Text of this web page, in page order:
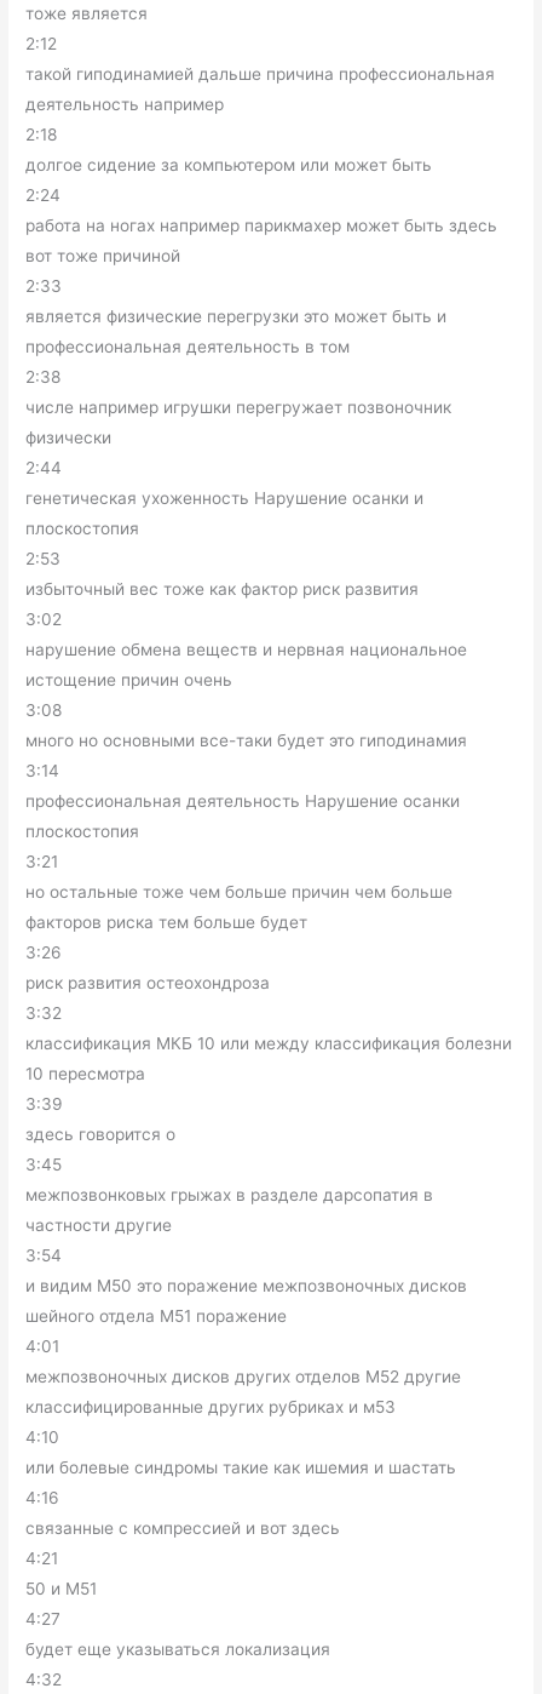
тоже является
2:12
такой гиподинамией дальше причина профессиональная
деятельность например
2:18
долгое сидение за компьютером или может быть
2:24
работа на ногах например парикмахер может быть здесь
вот тоже причиной
2:33
является физические перегрузки это может быть и
профессиональная деятельность в том
2:38
числе например игрушки перегружает позвоночник
физически
2:44
генетическая ухоженность Нарушение осанки и
плоскостопия
2:53
избыточный вес тоже как фактор риск развития
3:02
нарушение обмена веществ и нервная национальное
истощение причин очень
3:08
много но основными все-таки будет это гиподинамия
3:14
профессиональная деятельность Нарушение осанки
плоскостопия
3:21
но остальные тоже чем больше причин чем больше
факторов риска тем больше будет
3:26
риск развития остеохондроза
3:32
классификация МКБ 10 или между классификация болезни
10 пересмотра
3:39
здесь говорится о
3:45
межпозвонковых грыжах в разделе дарсопатия в
частности другие
3:54
и видим М50 это поражение межпозвоночных дисков
шейного отдела М51 поражение
4:01
межпозвоночных дисков других отделов М52 другие
классифицированные других рубриках и м53
4:10
или болевые синдромы такие как ишемия и шастать
4:16
связанные с компрессией и вот здесь
4:21
50 и М51
4:27
будет еще указываться локализация
4:32